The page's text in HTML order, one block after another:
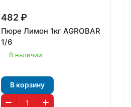
482 ₽
Пюре Лимон 1кг AGROBAR
1/6
В наличии
В корзину